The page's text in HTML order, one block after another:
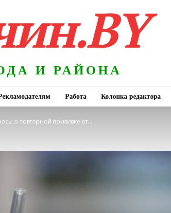
И РАЙОНА
Работа Колонка редактора
о повторной прививке от...